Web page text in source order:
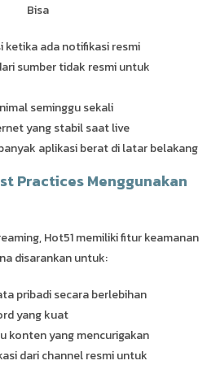
Bisa
ketika ada notifikasi resmi
sumber tidak resmi untuk
seminggu sekali
yang stabil saat live
aplikasi berat di latar belakang
Practices Menggunakan
Hot51 memiliki fitur keamanan
disarankan untuk:
pribadi secara berlebihan
yang kuat
konten yang mencurigakan
dari channel resmi untuk